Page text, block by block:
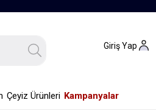
Giriş Yap
Çeyiz Ürünleri Kampanyalar